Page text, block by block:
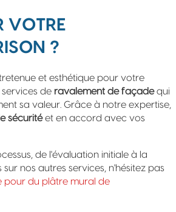
VOTRE
?
et esthétique pour votre
services de ravalement de façadequi
sa valeur. Grâce à notre expertise,
sécuritéet en accord avec vos
de l'évaluation initiale à la
nos autres services, n'hésitez pas
pour du plâtre mural de